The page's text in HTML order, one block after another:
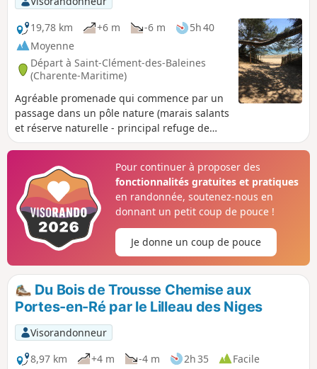
19,78 km
+6 m -6 m
5h 40
Moyenne
Départ à Saint-Clément-des-Baleines
(Charente-Maritime)
Agréable promenade qui commence par un
passage dans un pôle nature (marais salants
et réserve naturelle - principal refuge de
novembre à mai pour de nombreux oiseaux
bois de trousse chemise" chère à Aznavour.
Le retour par la plage jusqu'au phare des
baleines permet un dépaysement total.
Panorama somptueux du haut du phare.
Pour continuer à proposer des
fonctionnalités gratuites et pratiques
en randonnée, soutenez-nous en
donnant un petit coup de pouce !
Je donne un coup de pouce
Du Bois de Trousse Chemise aux
Portes-en-Ré par le Lilleau des Niges
Visorandonneur
8,97 km
+4 m -4 m 2h 35
Facile